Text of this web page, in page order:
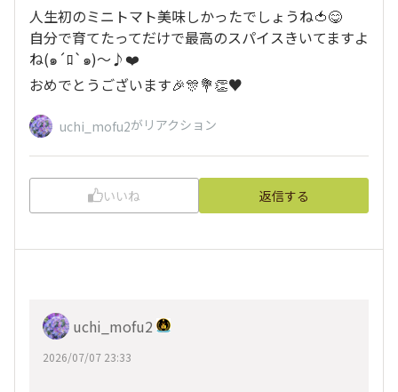
人生初のミニトマト美味しかったでしょうね🍅😋
自分で育てたってだけで最高のスパイスきいてますよ
ね(๑´ﾛ`๑)～♪❤️
おめでとうございます🎉🎊💐👏♥️
uchi_mofu2がリアクション
いいね 返信する
uchi_mofu2
2026/07/07 23:33